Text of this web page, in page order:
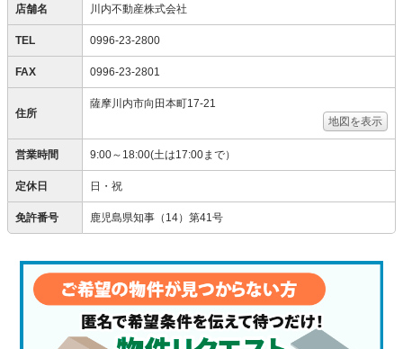
店舗名 川内不動産株式会社
TEL 0996-23-2800
FAX 0996-23-2801
住所
薩摩川内市向田本町17-21
地図を表示
営業時間 9:00～18:00(土は17:00まで）
定休日 日・祝
免許番号 鹿児島県知事（14）第41号